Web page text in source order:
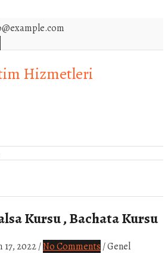
Hizmetleri
Kursu , Bachata Kursu
17, 2022/No Comments /Genel